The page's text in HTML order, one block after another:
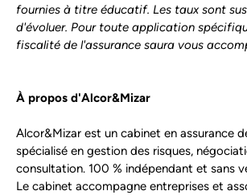
fournies à titre éducatif. Les taux sont
d'évoluer. Pour toute application
fiscalité de l'assurance saura vous
À propos d'Alcor&Mizar
Alcor&Mizar est un cabinet en assurance
spécialisé en gestion des risques,
consultation. 100 % indépendant et sans
Le cabinet accompagne entreprises et